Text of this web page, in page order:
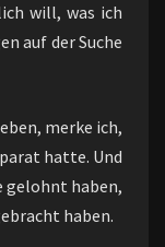
will, was ich
auf der Suche
merke ich,
hatte. Und
gelohnt haben,
haben.